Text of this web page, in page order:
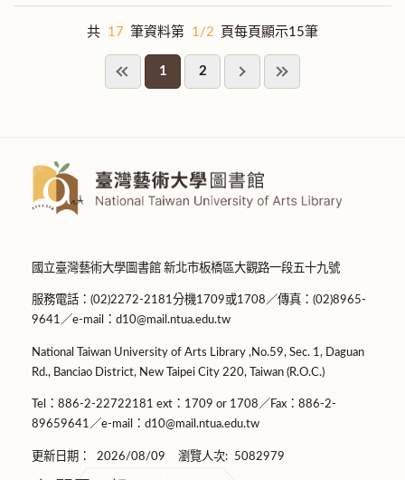
共 17 筆資料第 1/2 頁每頁顯示15筆
1 2
國立臺灣藝術大學圖書館 新北市板橋區大觀路一段五十九號
服務電話：(02)2272-2181分機1709或1708／傳真：(02)8965-
9641／e-mail：d10@mail.ntua.edu.tw
National Taiwan University of Arts Library ,No.59, Sec. 1, Daguan
Rd., Banciao District, New Taipei City 220, Taiwan (R.O.C.)
Tel：886-2-22722181 ext：1709 or 1708／Fax：886-2-
89659641／e-mail：d10@mail.ntua.edu.tw
更新日期： 2026/08/09 瀏覽人次: 5082979